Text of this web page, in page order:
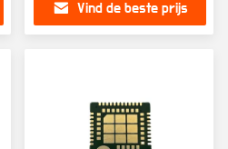
Vind de beste prijs